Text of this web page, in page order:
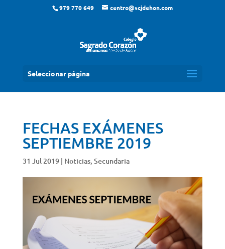
979 770 649 centro@scjdehon.com
Seleccionar página
FECHAS EXÁMENES
SEPTIEMBRE 2019
31 Jul 2019| Noticias, Secundaria